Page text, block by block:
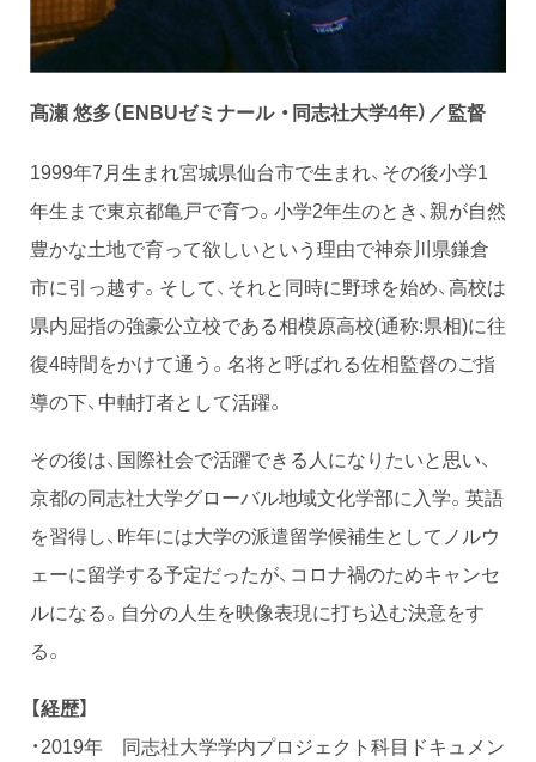
髙瀬 悠多（ENBUゼミナール ・同志社大学4年） ／監督
1999年7月生まれ宮城県仙台市で生まれ、その後小学1
年生まで東京都亀戸で育つ。小学2年生のとき、親が自然
豊かな土地で育って欲しいという理由で神奈川県鎌倉
市に引っ越す。そして、それと同時に野球を始め、高校は
県内屈指の強豪公立校である相模原高校(通称:県相)に往
復4時間をかけて通う。名将と呼ばれる佐相監督のご指
導の下、中軸打者として活躍。
その後は、国際社会で活躍できる人になりたいと思い、
京都の同志社大学グローバル地域文化学部に入学。英語
を習得し、昨年には大学の派遣留学候補生としてノルウ
ェーに留学する予定だったが、コロナ禍のためキャンセ
ルになる。自分の人生を映像表現に打ち込む決意をす
る。
【経歴】
・2019年 同志社大学学内プロジェクト科目ドキュメン